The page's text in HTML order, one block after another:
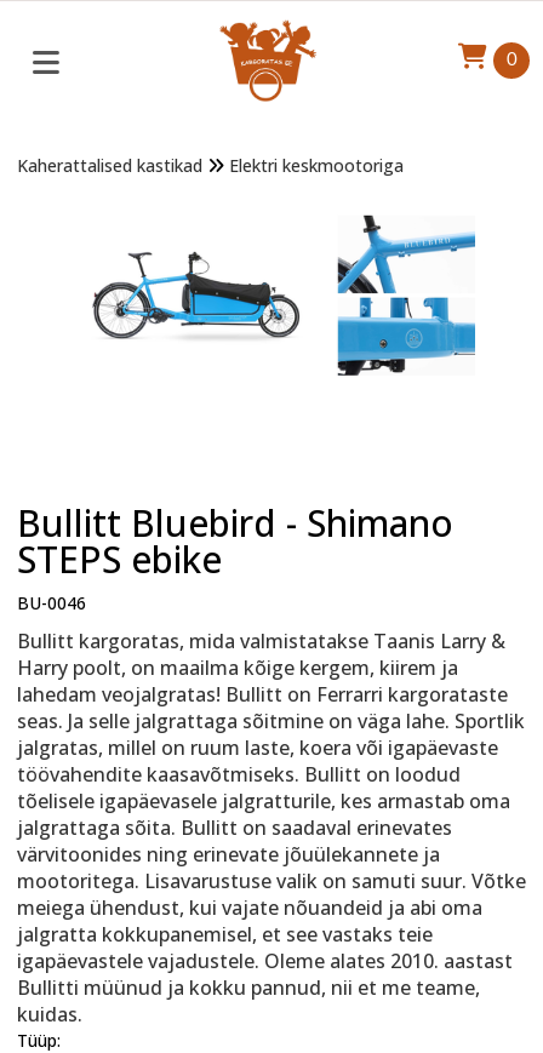
0
Kaherattalised kastikad Elektri keskmootoriga
Bullitt Bluebird - Shimano
STEPS ebike
BU-0046
Bullitt kargoratas, mida valmistatakse Taanis Larry &
Harry poolt, on maailma kõige kergem, kiirem ja
lahedam veojalgratas! Bullitt on Ferrarri kargorataste
seas. Ja selle jalgrattaga sõitmine on väga lahe. Sportlik
jalgratas, millel on ruum laste, koera või igapäevaste
töövahendite kaasavõtmiseks. Bullitt on loodud
tõelisele igapäevasele jalgratturile, kes armastab oma
jalgrattaga sõita. Bullitt on saadaval erinevates
värvitoonides ning erinevate jõuülekannete ja
mootoritega. Lisavarustuse valik on samuti suur. Võtke
meiega ühendust, kui vajate nõuandeid ja abi oma
jalgratta kokkupanemisel, et see vastaks teie
igapäevastele vajadustele. Oleme alates 2010. aastast
Bullitti müünud ja kokku pannud, nii et me teame,
kuidas.
Tüüp: